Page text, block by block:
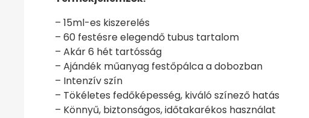
– 15ml-es kiszerelés
– 60 festésre elegendő tubus tartalom
– Akár 6 hét tartósság
– Ajándék műanyag festőpálca a dobozban
– Intenzív szín
– Tökéletes fedőképesség, kiváló színező hatás
– Könnyű, biztonságos, időtakarékos használat